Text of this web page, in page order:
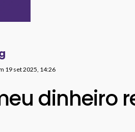
19 set 2025, 14:26
dinheiro